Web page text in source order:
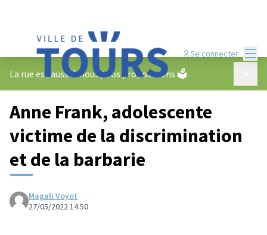
Se connecter
La rue est aussi à nous/Vos propositions 🗳️
Anne Frank, adolescente
victime de la discrimination
et de la barbarie
Magali Voyot
27/05/2022 14:50